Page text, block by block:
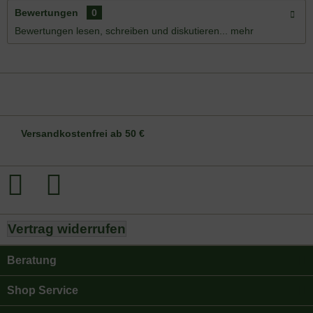
Bewertungen
0
Bewertungen lesen, schreiben und diskutieren...
mehr
Versandkostenfrei ab 50 €
Vertrag widerrufen
Beratung
Shop Service